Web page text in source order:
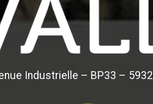
Industrielle – BP33 –